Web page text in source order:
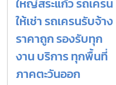
ให้เช่า รถเครนรับจ้าง
ราคาถูก รองรับทุก
งาน บริการ ทุกพื้นที่
ภาคตะวันออก